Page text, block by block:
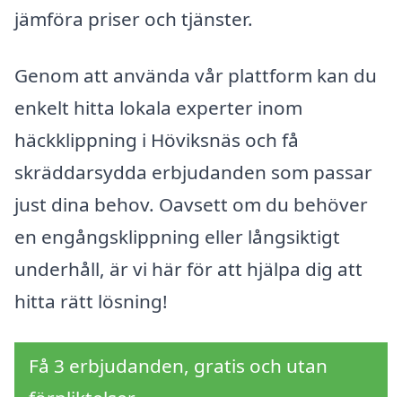
jämföra priser och tjänster.
Genom att använda vår plattform kan du
enkelt hitta lokala experter inom
häckklippning i Höviksnäs och få
skräddarsydda erbjudanden som passar
just dina behov. Oavsett om du behöver
en engångsklippning eller långsiktigt
underhåll, är vi här för att hjälpa dig att
hitta rätt lösning!
Få 3 erbjudanden, gratis och utan